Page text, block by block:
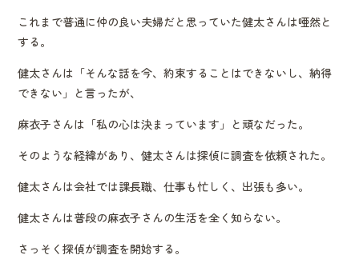
これまで普通に仲の良い夫婦だと思っていた健太さんは唖然と
する。
健太さんは「そんな話を今、約束することはできないし、納得
できない」と言ったが、
麻衣子さんは「私の心は決まっています」と頑なだった。
そのような経緯があり、健太さんは探偵に調査を依頼された。
健太さんは会社では課長職、仕事も忙しく、出張も多い。
健太さんは普段の麻衣子さんの生活を全く知らない。
さっそく探偵が調査を開始する。